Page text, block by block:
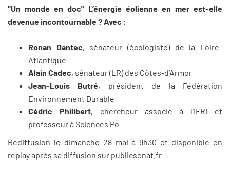
"Un monde en doc" L’énergie éolienne en mer est-elle
devenue incontournable ? Avec :
Ronan Dantec, sénateur (écologiste) de la Loire-
Atlantique
Alain Cadec, sénateur (LR) des Côtes-d’Armor
Jean-Louis Butré, président de la Fédération
Environnement Durable
Cédric Philibert, chercheur associé à l’IFRI et
professeur à Sciences Po
Rediffusion le dimanche 28 mai à 9h30 et disponible en
replay après sa diffusion sur publicsenat.fr